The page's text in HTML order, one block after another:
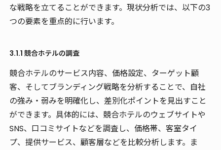
な戦略を立てることができます。現状分析では、以下の3
つの要素を重点的に行います。
3.1.1 競合ホテルの調査
競合ホテルのサービス内容、価格設定、ターゲット顧
客、そしてブランディング戦略を分析することで、自社
の強み・弱みを明確化し、差別化ポイントを見出すこと
ができます。具体的には、競合ホテルのウェブサイトや
SNS、口コミサイトなどを調査し、価格帯、客室タイ
プ、提供サービス、顧客層などを比較分析します。ま